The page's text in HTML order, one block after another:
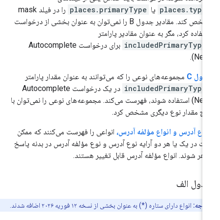
یا places.primaryType
را در فیلد mask
مشخص کند. مقادیر جدول B را نمی‌توان به عنوان بخشی از درخواست
کرد، مگر به عنوان مقادیر پارامتر
برای درخواست Autocomplete
مجموعه‌های نوعی را که می‌توانند به عنوان مقدار پارامتر
در یک درخواست Autocomplete
(New) استفاده شوند، فهرست می‌کند. مجموعه‌های نوعی را نمی‌توان با
مقدار نوع دیگری مشخص کرد.
آدرس و انواع مؤلفه آدرس، انواعی را فهرست می‌کنند که ممکن
در یک یا هر دو آرایه نوع آدرس و نوع مؤلفه آدرس در بدنه پاسخ
شوند. انواع مؤلفه آدرس قابل تغییر هستند.
الف
انواع دارای ستاره (*) به عنوان بخشی از نسخه ۱۲ فوریه ۲۰۲۶ اضافه شدند.